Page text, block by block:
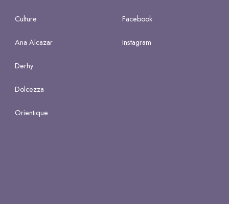
Culture
Ana Alcazar
Derhy
Dolcezza
Orientique
Facebook
Instagram